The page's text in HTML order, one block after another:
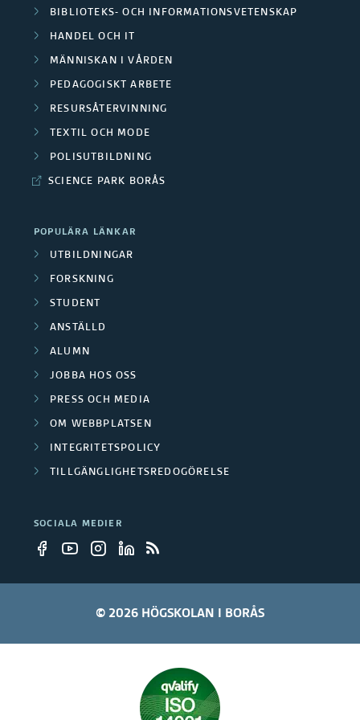
i
o
n
t
i
å
d
-
o
c
h
s
o
r
g
s
i
n
t
f
f
e
n
g
f
r
v
a
l
i
n
g
t
i
o
r
O
r
a
n
i
r
i
n
g
o
c
h
y
r
g
BIBLIOTEKS- OCH INFORMATIONSVETENSKAP
HANDEL OCH IT
MÄNNISKAN I VÅRDEN
PEDAGOGISKT ARBETE
RESURSÅTERVINNING
TEXTIL OCH MODE
POLISUTBILDNING
SCIENCE PARK BORÅS
POPULÄRA LÄNKAR
UTBILDNINGAR
FORSKNING
STUDENT
ANSTÄLLD
ALUMN
JOBBA HOS OSS
PRESS OCH MEDIA
OM WEBBPLATSEN
INTEGRITETSPOLICY
TILLGÄNGLIGHETSREDOGÖRELSE
SOCIALA MEDIER
© 2026 HÖGSKOLAN I BORÅS